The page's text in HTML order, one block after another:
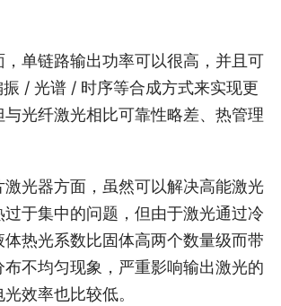
单链路输出功率可以很高，并且可
/ 光谱 / 时序等合成方式来实现更
与光纤激光相比可靠性略差、热管理
光器方面，虽然可以解决高能激光
于集中的问题，但由于激光通过冷
热光系数比固体高两个数量级而带
不均匀现象，严重影响输出激光的
效率也比较低。